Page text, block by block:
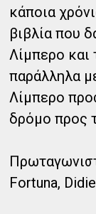
κάποια
βιβλία που
Λίμπερο και
παράλληλα
Λίμπερο
δρόμο προς
Fortuna,